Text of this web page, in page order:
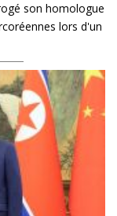
son homologue
lors d'un